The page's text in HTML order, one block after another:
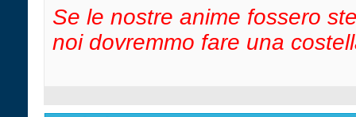
Se le nostre anime fossero
noi dovremmo fare una